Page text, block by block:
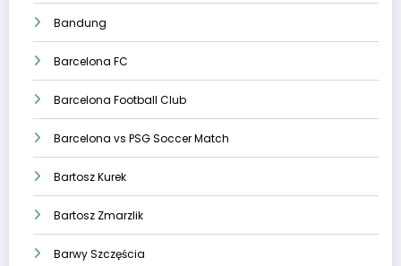
Bandung
Barcelona FC
Barcelona Football Club
Barcelona vs PSG Soccer Match
Bartosz Kurek
Bartosz Zmarzlik
Barwy Szczęścia